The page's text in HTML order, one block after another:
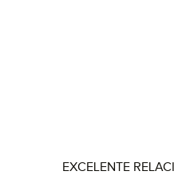
EXCELENTE